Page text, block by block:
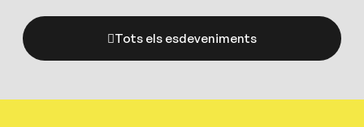
Tots els esdeveniments